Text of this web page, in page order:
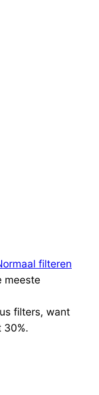
filteren
meeste
filters, want
30%.